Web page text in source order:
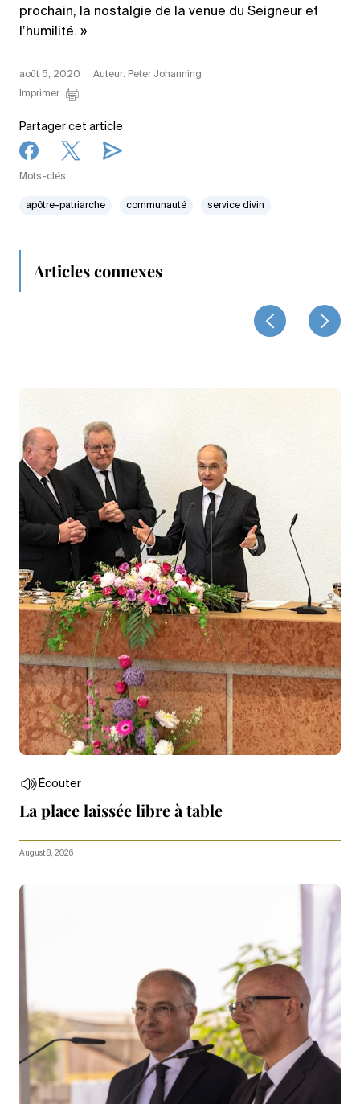
prochain, la nostalgie de la venue du Seigneur et
l’humilité. »
août 5, 2020
Auteur: Peter Johanning
Imprimer
Partager cet article
Mots-clés
apôtre-patriarche communauté service divin
Articles connexes
Écouter
La place laissée libre à table
August 8, 2026